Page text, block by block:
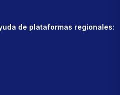
de plataformas regionales: